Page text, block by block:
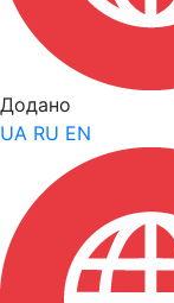
Додано
UA RU EN